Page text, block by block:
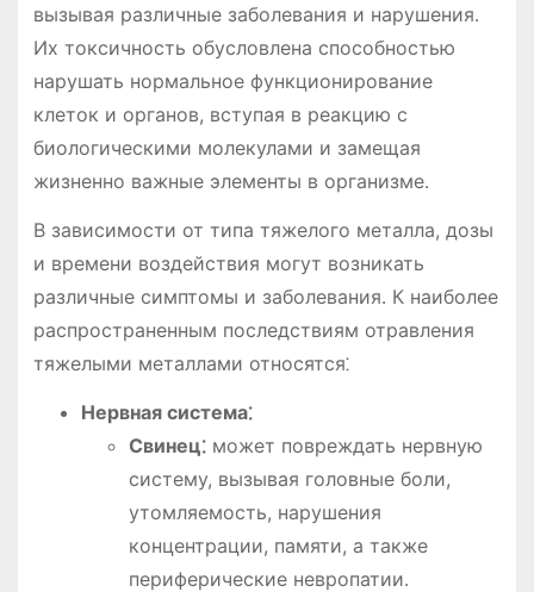
вызывая различные заболевания и нарушения․
Их токсичность обусловлена способностью
нарушать нормальное функционирование
клеток и органов, вступая в реакцию с
биологическими молекулами и замещая
жизненно важные элементы в организме․
В зависимости от типа тяжелого металла, дозы
и времени воздействия могут возникать
различные симптомы и заболевания․ К наиболее
распространенным последствиям отравления
тяжелыми металлами относятся⁚
Нервная система⁚
Свинец⁚может повреждать нервную
систему, вызывая головные боли,
утомляемость, нарушения
концентрации, памяти, а также
периферические невропатии․